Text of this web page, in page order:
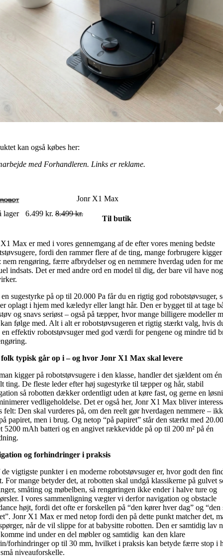
kan også købes her:
med Forhandleren. Links er reklame.
Jonr X1 Max
lager
6.499 kr. 8.499 kr.
Til butik
Max er med i vores gennemgang af de efter vores mening bedste
fordi den rammer flere af de ting, mange forbrugere kigger
nem rengøring, færre afbrydelser og en nemmere hverdag uden for
indsats. Det er med andre ord en model til dig, der bare vil have
sugestyrke på op til 20.000 Pa får du en rigtig god robotstøvsuger,
oplagt i hjem med kæledyr eller langt hår. Den er bygget til at tage
og snavs seriøst – også på tæpper, hvor mange billigere modeller
følge med. Alt i alt er robotstøvsugeren et rigtig stærkt valg, hvis
en effektiv robotstøvsuger med god værdi for pengene og mindre tid
typisk går op i – og hvor Jonr X1 Max skal levere
kigger på robotstøvsugere i den klasse, handler det sjældent om én
ting. De fleste leder efter høj sugestyrke til tæpper og hår, stabil
så robotten dækker ordentligt uden at køre fast, og gerne en
vedligeholdelse. Det er også her, Jonr X1 Max bliver
felt: Den skal vurderes på, om den reelt gør hverdagen nemmere –
papiret, men i brug. Og netop “på papiret” står den stærkt med
5200 mAh batteri og en angivet rækkevidde på op til 200 m² på én
og forhindringer i praksis
vigtigste punkter i en moderne robotstøvsuger er, hvor godt den
For mange betyder det, at robotten skal undgå klassikerne på gulvet
småting og møbelben, så rengøringen ikke ender i halve ture og
I vores sammenligning vægter vi derfor navigation og obstacle
højt, fordi det ofte er forskellen på “den kører hver dag” og “den
Jonr X1 Max er med netop fordi den på dette punkt matcher det,
når de vil slippe for at babysitte robotten. Den er samtidig lav
ind under en del møbler og samtidig kan den klare
forhindringer op til 30 mm, hvilket i praksis kan betyde færre stop i
niveauforskelle.